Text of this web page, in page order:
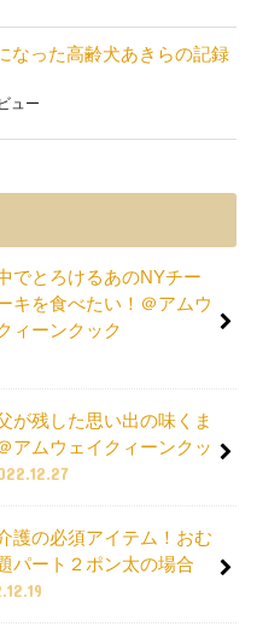
なった高齢犬あきらの記録
ュー
でとろけるあのNYチー
キを食べたい！＠アムウ
ィーンクック
が残した思い出の味くま
アムウェイクィーンクッ
護の必須アイテム！おむ
パート２ポン太の場合